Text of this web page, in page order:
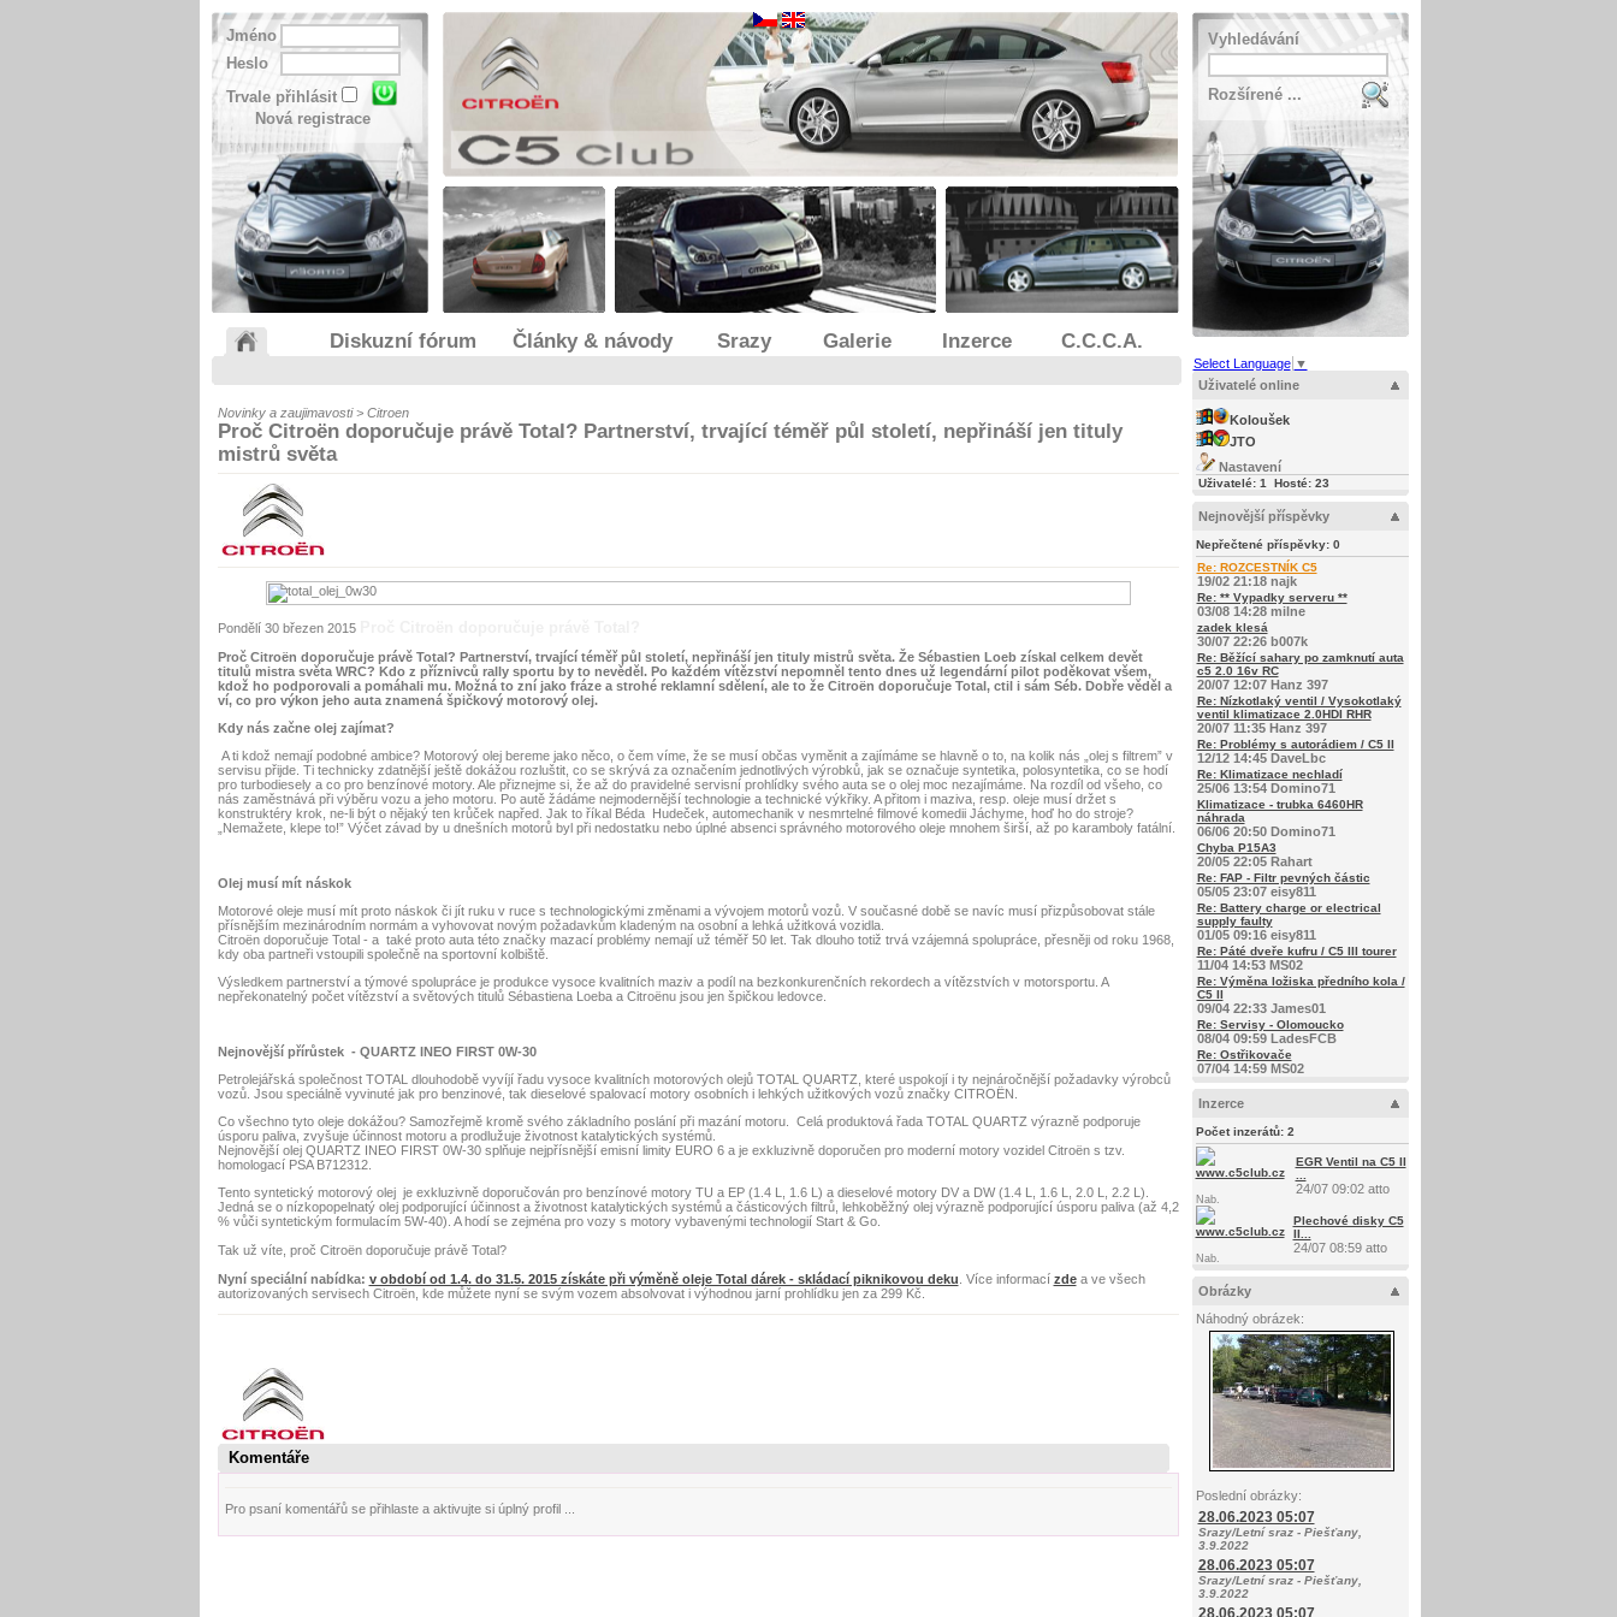
Jméno
Heslo
Trvale přihlásit
Nová registrace
Vyhledávání
Rozšírené ...
Diskuzní fórum Články & návody Srazy Galerie Inzerce C.C.C.A.
Novinky a zaujimavosti > Citroen
Proč Citroën doporučuje právě Total? Partnerství, trvající téměř půl století, nepřináší jen tituly
mistrů světa
Pondělí 30 březen 2015
Proč Citroën doporučuje právě Total? Partnerství, trvající téměř půl století, nepřináší jen tituly mistrů světa.Že Sébastien Loeb získal celkem devět
titulů mistra světa WRC? Kdo z příznivců rally sportu by to nevěděl. Po každém vítězství nepomněl tento dnes už legendární pilot poděkovat všem,
kdož ho podporovali a pomáhali mu. Možná to zní jako fráze a strohé reklamní sdělení, ale to že Citroën doporučuje Total, ctil i sám Séb. Dobře věděl a
ví, co pro výkon jeho auta znamená špičkový motorový olej.
Kdy nás začne olej zajímat?
A ti kdož nemají podobné ambice? Motorový olej bereme jako něco, o čem víme, že se musí občas vyměnit a zajímáme se hlavně o to, na kolik nás „olej s filtrem” v
servisu přijde. Ti technicky zdatnější ještě dokážou rozluštit, co se skrývá za označením jednotlivých výrobků, jak se označuje syntetika, polosyntetika, co se hodí
pro turbodiesely a co pro benzínové motory. Ale přiznejme si, že až do pravidelné servisní prohlídky svého auta se o olej moc nezajímáme. Na rozdíl od všeho, co
nás zaměstnává při výběru vozu a jeho motoru. Po autě žádáme nejmodernější technologie a technické výkřiky. A přitom i maziva, resp. oleje musí držet s
konstruktéry krok, ne-li být o nějaký ten krůček napřed. Jak to říkal Béda Hudeček, automechanik v nesmrtelné filmové komedii Jáchyme, hoď ho do stroje?
„Nemažete, klepe to!” Výčet závad by u dnešních motorů byl při nedostatku nebo úplné absenci správného motorového oleje mnohem širší, až po karamboly fatální.
Olej musí mít náskok
Motorové oleje musí mít proto náskok či jít ruku v ruce s technologickými změnami a vývojem motorů vozů. V současné době se navíc musí přizpůsobovat stále
přísnějším mezinárodním normám a vyhovovat novým požadavkům kladeným na osobní a lehká užitková vozidla.
Citroën doporučuje Total - a také proto auta této značky mazací problémy nemají už téměř 50 let. Tak dlouho totiž trvá vzájemná spolupráce, přesněji od roku 1968,
kdy oba partneři vstoupili společně na sportovní kolbiště.
Výsledkem partnerství a týmové spolupráce je produkce vysoce kvalitních maziv a podíl na bezkonkurenčních rekordech a vítězstvích v motorsportu. A
nepřekonatelný počet vítězství a světových titulů Sébastiena Loeba a Citroënu jsou jen špičkou ledovce.
Nejnovější přírůstek - QUARTZ INEO FIRST 0W-30
Petrolejářská společnost TOTAL dlouhodobě vyvíjí řadu vysoce kvalitních motorových olejů TOTAL QUARTZ, které uspokojí i ty nejnáročnější požadavky výrobců
vozů. Jsou speciálně vyvinuté jak pro benzinové, tak dieselové spalovací motory osobních i lehkých užitkových vozů značky CITROËN.
Co všechno tyto oleje dokážou? Samozřejmě kromě svého základního poslání při mazání motoru. Celá produktová řada TOTAL QUARTZ výrazně podporuje
úsporu paliva, zvyšuje účinnost motoru a prodlužuje životnost katalytických systémů.
Nejnovější olej QUARTZ INEO FIRST 0W-30 splňuje nejpřísnější emisní limity EURO 6 a je exkluzivně doporučen pro moderní motory vozidel Citroën s tzv.
homologací PSA B712312.
Tento syntetický motorový olej je exkluzivně doporučován pro benzínové motory TU a EP (1.4 L, 1.6 L) a dieselové motory DV a DW (1.4 L, 1.6 L, 2.0 L, 2.2 L).
Jedná se o nízkopopelnatý olej podporující účinnost a životnost katalytických systémů a částicových filtrů, lehkoběžný olej výrazně podporující úsporu paliva (až 4,2
% vůči syntetickým formulacím 5W-40). A hodí se zejména pro vozy s motory vybavenými technologií Start & Go.
Tak už víte, proč Citroën doporučuje právě Total?
Nyní speciální nabídka: v období od 1.4. do 31.5. 2015 získáte při výměně oleje Total dárek - skládací piknikovou deku . Více informací zdea ve všech
autorizovaných servisech Citroën, kde můžete nyní se svým vozem absolvovat i výhodnou jarní prohlídku jen za 299 Kč.
Komentáře
Pro psaní komentářů se přihlaste a aktivujte si úplný profil ...
Select Language ▼
Uživatelé online
Koloušek
JTO
Nastavení
Uživatelé: 1 Hosté: 23
Nejnovější příspěvky
Nepřečtené příspěvky: 0
Re: ROZCESTNÍK C5
19/02 21:18 najk
Re: ** Vypadky serveru **
03/08 14:28 milne
zadek klesá
30/07 22:26 b007k
Re: Běžící sahary po zamknutí auta
c5 2.0 16v RC
20/07 12:07 Hanz 397
Re: Nízkotlaký ventil / Vysokotlaký
ventil klimatizace 2.0HDI RHR
20/07 11:35 Hanz 397
Re: Problémy s autorádiem / C5 II
12/12 14:45 DaveLbc
Re: Klimatizace nechladí
25/06 13:54 Domino71
Klimatizace - trubka 6460HR
náhrada
06/06 20:50 Domino71
Chyba P15A3
20/05 22:05 Rahart
Re: FAP - Filtr pevných částic
05/05 23:07 eisy811
Re: Battery charge or electrical
supply faulty
01/05 09:16 eisy811
Re: Páté dveře kufru / C5 III tourer
11/04 14:53 MS02
Re: Výměna ložiska předního kola /
C5 II
09/04 22:33 James01
Re: Servisy - Olomoucko
08/04 09:59 LadesFCB
Re: Ostřikovače
07/04 14:59 MS02
Inzerce
Počet inzerátů: 2
Nab.
EGR Ventil na C5 II
24/07 09:02 atto
Nab.
Plechové disky C5
II...
24/07 08:59 atto
Obrázky
Náhodný obrázek:
Poslední obrázky:
28.06.2023 05:07
Srazy/Letní sraz - Piešťany,
3.9.2022
28.06.2023 05:07
Srazy/Letní sraz - Piešťany,
3.9.2022
28.06.2023 05:07